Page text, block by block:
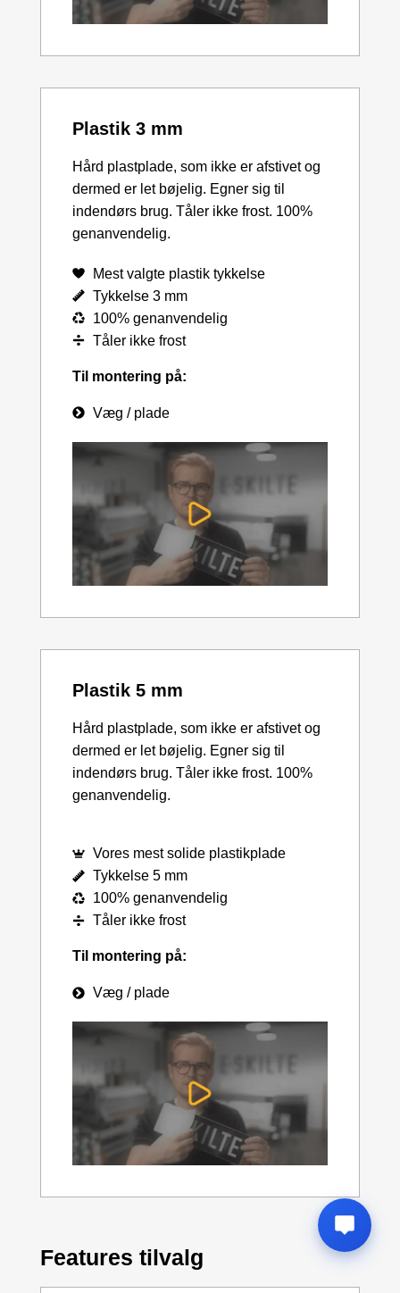
Plastik 3 mm
Hård plastplade, som ikke er afstivet og
dermed er let bøjelig. Egner sig til
indendørs brug. Tåler ikke frost. 100%
genanvendelig.
Mest valgte plastik tykkelse
Tykkelse 3 mm
100% genanvendelig
Tåler ikke frost
Til montering på:
Væg / plade
Plastik 5 mm
Hård plastplade, som ikke er afstivet og
dermed er let bøjelig. Egner sig til
indendørs brug. Tåler ikke frost. 100%
genanvendelig.
Vores mest solide plastikplade
Tykkelse 5 mm
100% genanvendelig
Tåler ikke frost
Til montering på:
Væg / plade
Features tilvalg